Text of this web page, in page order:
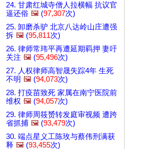
24. 甘肃红城寺僧人拉横幅 抗议官
逼还俗 🖼️ (97,307次)
25. 卸磨杀驴 北京八达岭山庄遭强
拆 🖼️ (95,811次)
26. 律师常玮平再遭延期羁押 妻吁
关注 🖼️ (95,496次)
27. 人权律师高智晟失踪4年 生死
不明 🖼️ (94,073次)
28. 打疫苗致死 家属在南宁医院前
维权 🖼️ (94,057次)
29. 律师周筱赟转发庭审视频 遭跨
省抓捕 🖼️ (93,479次)
30. 端点星义工陈玫与蔡伟刑满获
释 🖼️ (93,455次)